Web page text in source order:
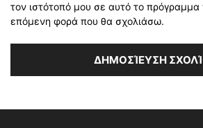
τον ιστότοπό μου σε αυτό το πρόγραμμα
επόμενη φορά που θα σχολιάσω.